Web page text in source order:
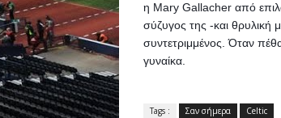
η Mary Gallacher από
σύζυγος της -και
συντετριμμένος. Όταν
γυναίκα.
Tags : Σαν σήμερα Celtic